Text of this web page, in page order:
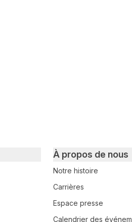
À propos de nous
Notre histoire
Carrières
Espace presse
Calendrier des